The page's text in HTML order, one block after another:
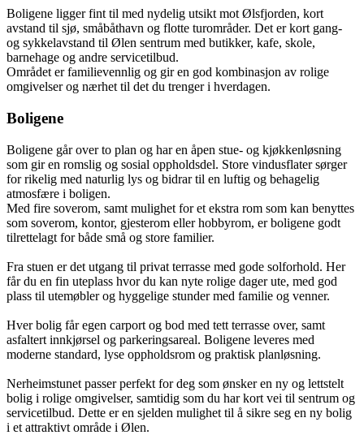
Boligene ligger fint til med nydelig utsikt mot Ølsfjorden, kort
avstand til sjø, småbåthavn og flotte turområder. Det er kort gang-
og sykkelavstand til Ølen sentrum med butikker, kafe, skole,
barnehage og andre servicetilbud.
Området er familievennlig og gir en god kombinasjon av rolige
omgivelser og nærhet til det du trenger i hverdagen.
Boligene
Boligene går over to plan og har en åpen stue- og kjøkkenløsning
som gir en romslig og sosial oppholdsdel. Store vindusflater sørger
for rikelig med naturlig lys og bidrar til en luftig og behagelig
atmosfære i boligen.
Med fire soverom, samt mulighet for et ekstra rom som kan benyttes
som soverom, kontor, gjesterom eller hobbyrom, er boligene godt
tilrettelagt for både små og store familier.
Fra stuen er det utgang til privat terrasse med gode solforhold. Her
får du en fin uteplass hvor du kan nyte rolige dager ute, med god
plass til utemøbler og hyggelige stunder med familie og venner.
Hver bolig får egen carport og bod med tett terrasse over, samt
asfaltert innkjørsel og parkeringsareal. Boligene leveres med
moderne standard, lyse oppholdsrom og praktisk planløsning.
Nerheimstunet passer perfekt for deg som ønsker en ny og lettstelt
bolig i rolige omgivelser, samtidig som du har kort vei til sentrum og
servicetilbud. Dette er en sjelden mulighet til å sikre seg en ny bolig
i et attraktivt område i Ølen.